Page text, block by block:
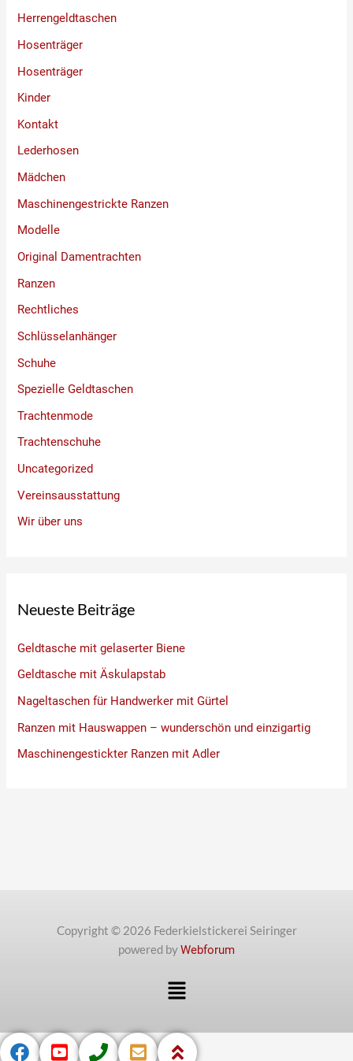
Herrengeldtaschen
Hosenträger
Hosenträger
Kinder
Kontakt
Lederhosen
Mädchen
Maschinengestrickte Ranzen
Modelle
Original Damentrachten
Ranzen
Rechtliches
Schlüsselanhänger
Schuhe
Spezielle Geldtaschen
Trachtenmode
Trachtenschuhe
Uncategorized
Vereinsausstattung
Wir über uns
Neueste Beiträge
Geldtasche mit gelaserter Biene
Geldtasche mit Äskulapstab
Nageltaschen für Handwerker mit Gürtel
Ranzen mit Hauswappen – wunderschön und einzigartig
Maschinengestickter Ranzen mit Adler
Copyright © 2026 Federkielstickerei Seiringer
powered byWebforum
Menü